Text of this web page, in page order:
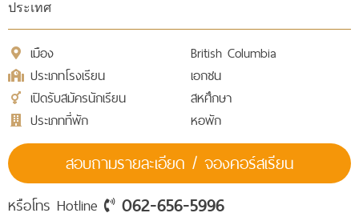
ประเทศ
เมือง
British Columbia
ประเภทโรงเรียน
เอกชน
เปิดรับสมัครนักเรียน
สหศึกษา
ประเภทที่พัก
หอพัก
สอบถามรายละเอียด / จองคอร์สเรียน
หรือโทร Hotline 062-656-5996